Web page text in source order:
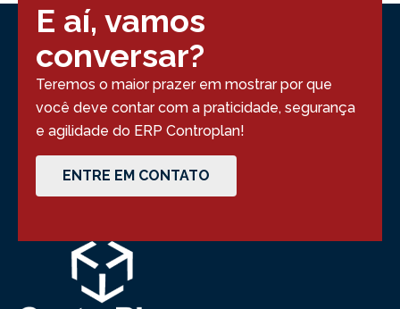
E aí, vamos
conversar?
Teremos o maior prazer em mostrar por que
você deve contar com a praticidade, segurança
e agilidade do ERP Controplan!
ENTRE EM CONTATO